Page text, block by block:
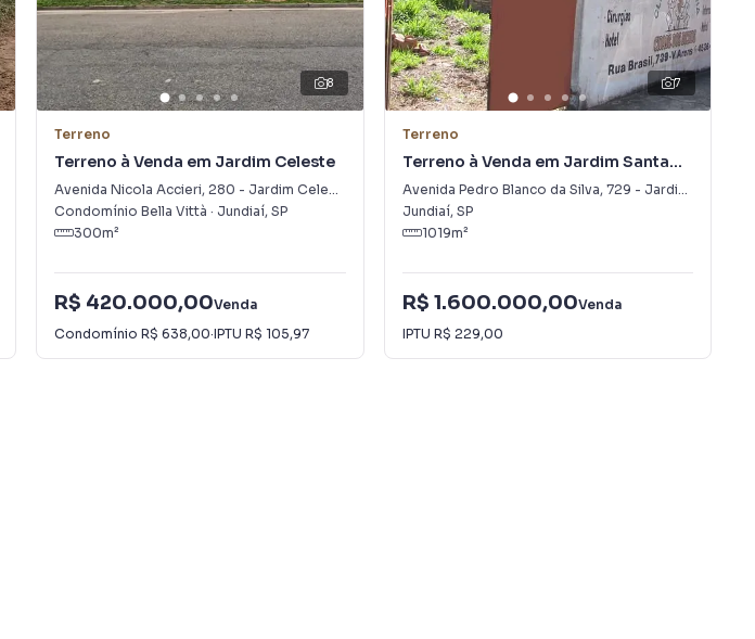
8
Terreno
Terreno à Venda em Jardim Celeste
Avenida Nicola Accieri, 280 - Jardim Celeste
Condomínio Bella Vittà · Jundiaí, SP
300m²
R$ 420.000,00Venda
Condomínio R$ 638,00·IPTU R$ 105,97
7
Terreno
Terreno à Venda em Jardim Santa
Adelaide
Avenida Pedro Blanco da Silva, 729 - Jardim Santa Adelaide
Jundiaí, SP
1019m²
R$ 1.600.000,00Venda
IPTU R$ 229,00